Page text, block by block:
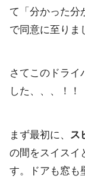
て「 分かった分
で同意に至りま
さてこのドライ
した、、、！！
まず最初に、 ス
の間をスイス イ
す。ドアも窓も